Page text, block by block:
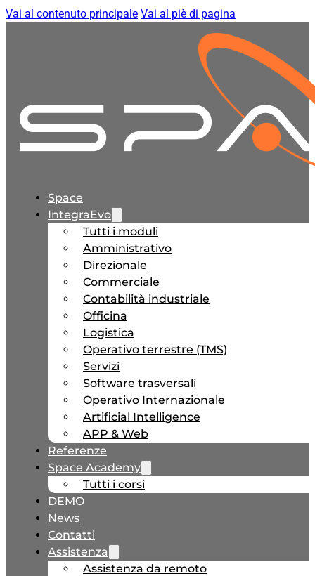
Vai al contenuto principale Vai al piè di pagina
Space
IntegraEvo
Tutti i moduli
Amministrativo
Direzionale
Commerciale
Contabilità industriale
Officina
Logistica
Operativo terrestre (TMS)
Servizi
Software trasversali
Operativo Internazionale
Artificial Intelligence
APP & Web
Referenze
Space Academy
Tutti i corsi
DEMO
News
Contatti
Assistenza
Assistenza da remoto